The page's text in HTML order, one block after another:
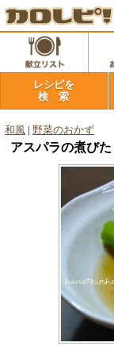
レシピを
検 索
和風 野菜のおかず
アスパラの煮びた